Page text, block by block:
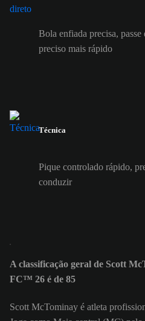
Bola enfiada precisa,
preciso mais rápido
Técnica
Pique controlado rápido,
conduzir
A classificação geral de Scott
FC™ 26 é de 85
Scott McTominay é atleta